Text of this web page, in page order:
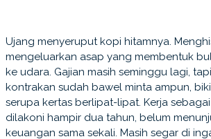
Ujang menyeruput kopi hitamnya.
mengeluarkan asap yang membentuk
ke udara. Gajian masih seminggu lagi,
kontrakan sudah bawel minta ampun,
serupa kertas berlipat-lipat. Kerja
dilakoni hampir dua tahun, belum
keuangan sama sekali. Masih segar di